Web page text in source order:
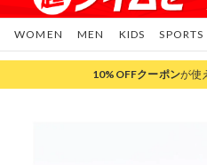
WOMEN MEN KIDS SPORTS
10%OFFクーポンが使